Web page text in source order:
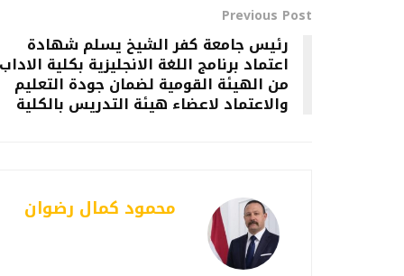
Previous Post
رئيس جامعة كفر الشيخ يسلم شهادة
اعتماد برنامج اللغة الانجليزية بكلية الاداب
من الهيئة القومية لضمان جودة التعليم
والاعتماد لاعضاء هيئة التدريس بالكلية
محمود كمال رضوان